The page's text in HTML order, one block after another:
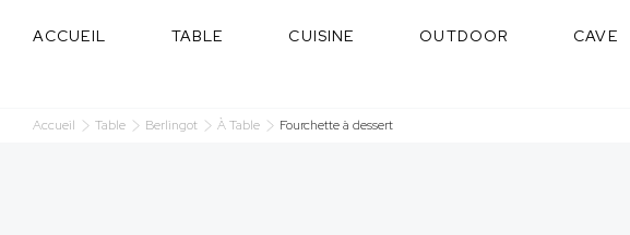
ACCUEIL TABLE CUISINE OUTDOOR CAVE
Accueil Table Berlingot À Table Fourchette à dessert